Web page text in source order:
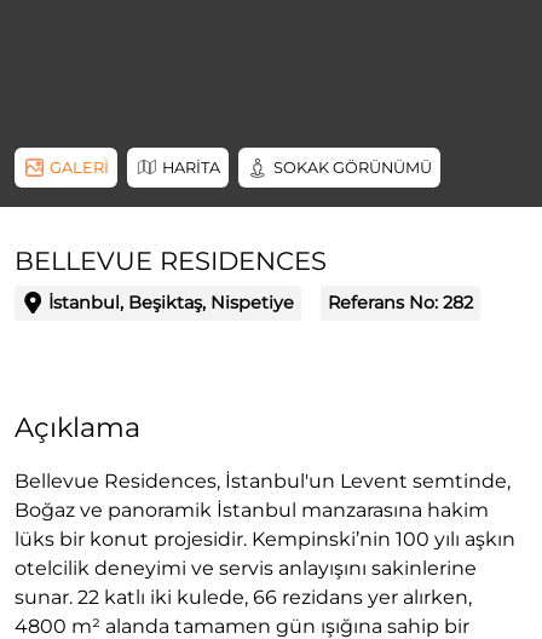
GALERİ HARİTA SOKAK GÖRÜNÜMÜ
BELLEVUE RESIDENCES
İstanbul, Beşiktaş, Nispetiye Referans No: 282
Açıklama
Bellevue Residences, İstanbul'un Levent semtinde,
Boğaz ve panoramik İstanbul manzarasına hakim
lüks bir konut projesidir. Kempinski’nin 100 yılı aşkın
otelcilik deneyimi ve servis anlayışını sakinlerine
sunar. 22 katlı iki kulede, 66 rezidans yer alırken,
4800 m² alanda tamamen gün ışığına sahip bir